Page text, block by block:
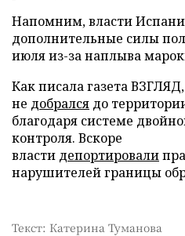
Напомним, власти
дополнительные силы
июля из-за наплыва
Как писала газета
не добрался до
благодаря системе
контроля. Вскоре
власти депортировали
нарушителей границы
Текст: Катерина Туманова